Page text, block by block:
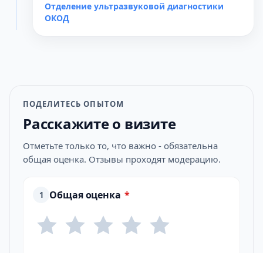
Отделение ультразвуковой диагностики
ОКОД
ПОДЕЛИТЕСЬ ОПЫТОМ
Расскажите о визите
Отметьте только то, что важно - обязательна
общая оценка. Отзывы проходят модерацию.
1 Общая оценка *